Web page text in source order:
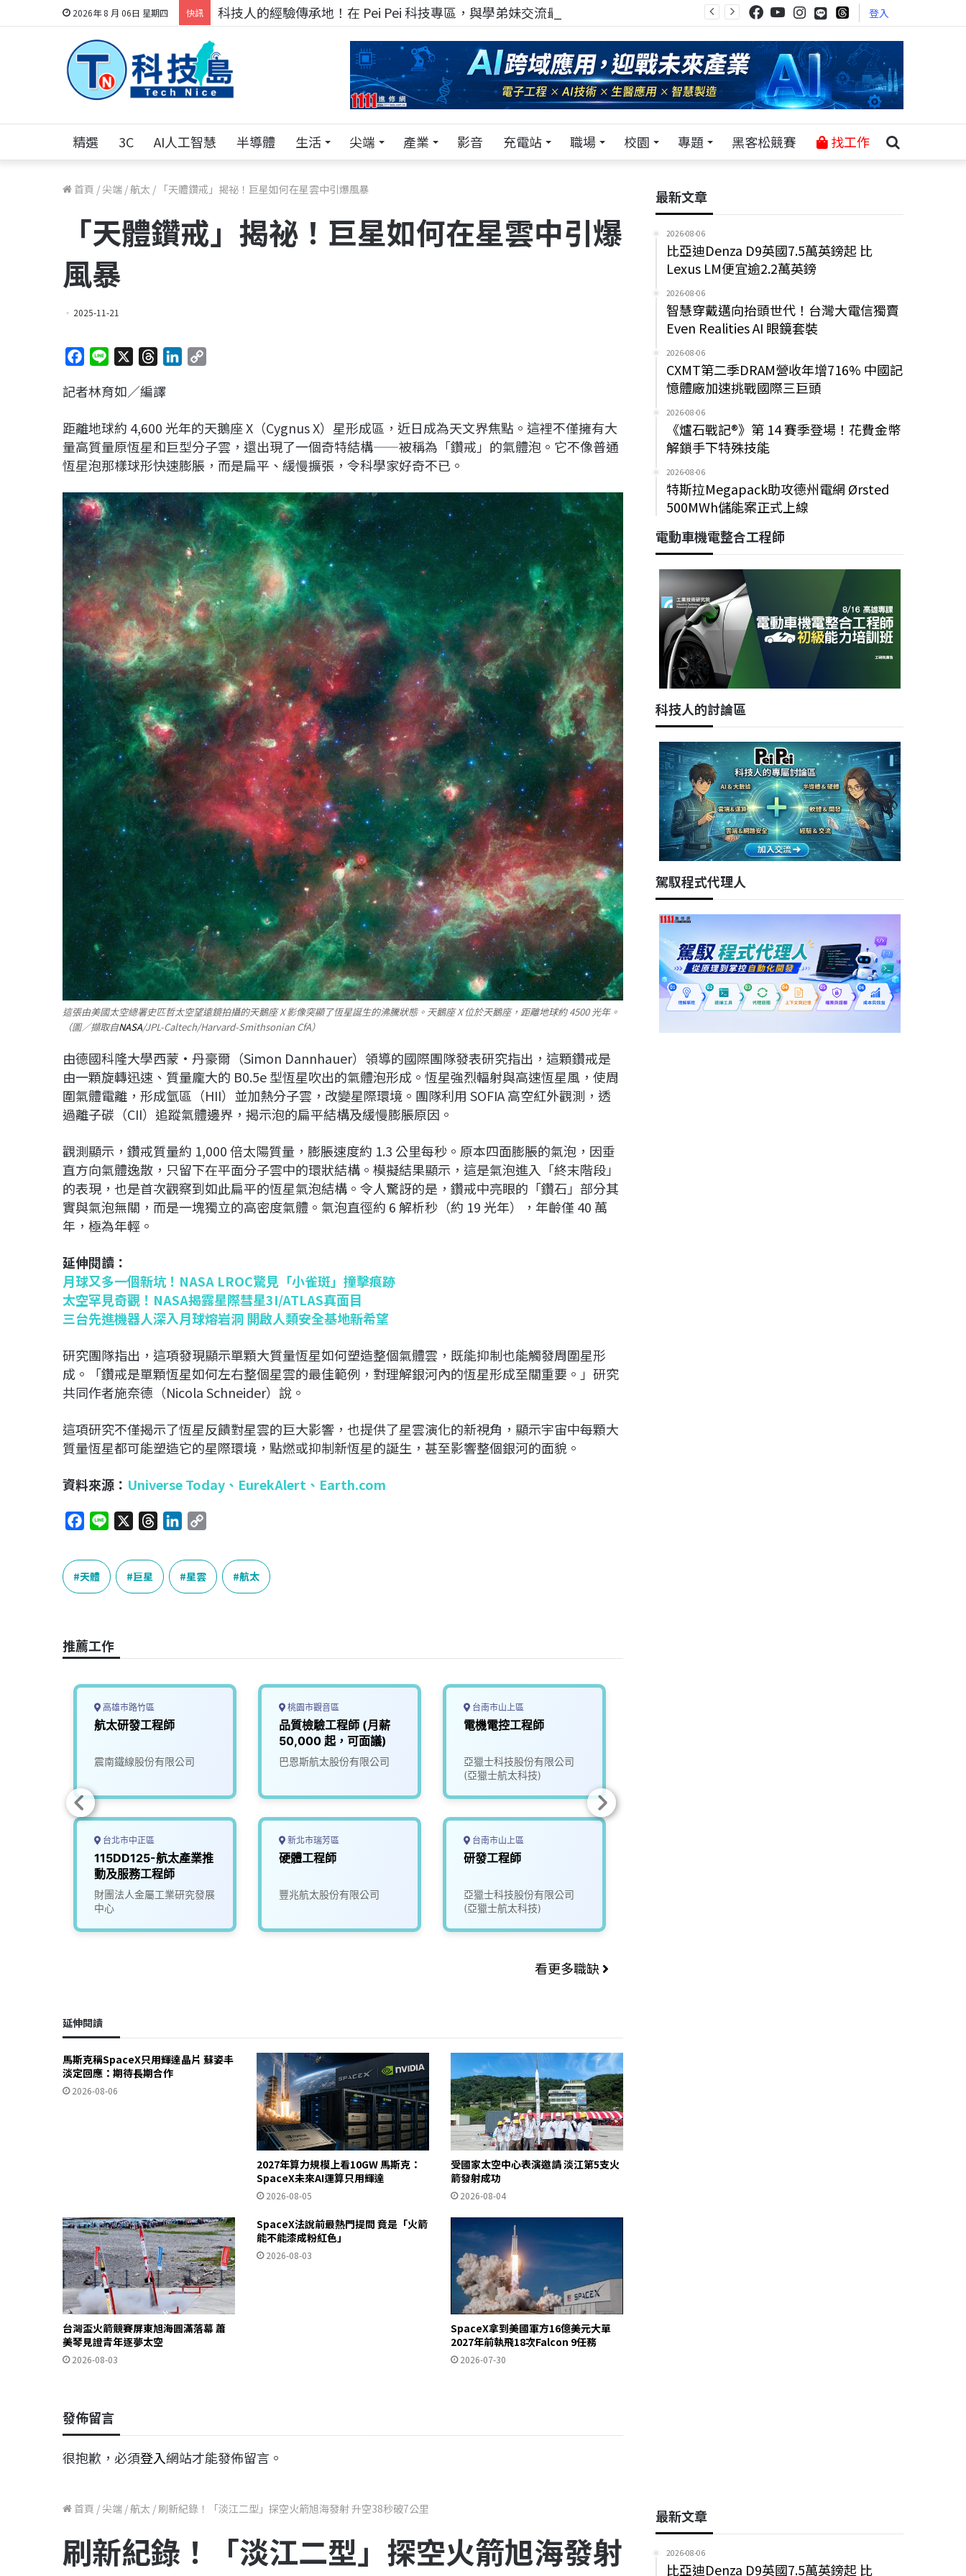
2026年 8 月 06日 星期四 快訊 科技人的經驗傳承地！在 Pei Pei 科技專區，與學弟妹交流最硬核的技術 登入
精選 3C AI人工智慧 半導體 生活 尖端 產業 影音 充電站 職場 校園 專題 黑客松競賽 找工作
首頁 /尖端 /航太 / 「天體鑽戒」揭祕！巨星如何在星雲中引爆風暴
「天體鑽戒」揭祕！巨星如何在星雲中引爆
風暴
2025-11-21
c
b
o
o
n
r
a
d
s
e
d
I
L
i
n
記者林育如／編譯
距離地球約 4,600 光年的天鵝座 X（Cygnus X）星形成區，近日成為天文界焦點。這裡不僅擁有大
量高質量原恆星和巨型分子雲，還出現了一個奇特結構——被稱為「鑽戒」的氣體泡。它不像普通
恆星泡那樣球形快速膨脹，而是扁平、緩慢擴張，令科學家好奇不已。
這張由美國太空總署史匹哲太空望遠鏡拍攝的天鵝座 X 影像突顯了恆星誕生的沸騰狀態。天鵝座 X 位於天鵝座，距離地球約 4500 光年。
（圖／擷取自NASA/JPL-Caltech/Harvard-Smithsonian CfA）
由德國科隆大學西蒙·丹豪爾（Simon Dannhauer）領導的國際團隊發表研究指出，這顆鑽戒是
由一顆旋轉迅速、質量龐大的 B0.5e 型恆星吹出的氣體泡形成。恆星強烈輻射與高速恆星風，使周
圍氣體電離，形成氫區（HII）並加熱分子雲，改變星際環境。團隊利用 SOFIA 高空紅外觀測，透
過離子碳（CII）追蹤氣體邊界，揭示泡的扁平結構及緩慢膨脹原因。
觀測顯示，鑽戒質量約 1,000 倍太陽質量，膨脹速度約 1.3 公里每秒。原本四面膨脹的氣泡，因垂
直方向氣體逸散，只留下在平面分子雲中的環狀結構。模擬結果顯示，這是氣泡進入「終末階段」
的表現，也是首次觀察到如此扁平的恆星氣泡結構。令人驚訝的是，鑽戒中亮眼的「鑽石」部分其
實與氣泡無關，而是一塊獨立的高密度氣體。氣泡直徑約 6 解析秒（約 19 光年），年齡僅 40 萬
年，極為年輕。
延伸閱讀：
月球又多一個新坑！NASA LROC驚見「小雀斑」撞擊痕跡
太空罕見奇觀！NASA揭露星際彗星3I/ATLAS真面目
三台先進機器人深入月球熔岩洞 開啟人類安全基地新希望
研究團隊指出，這項發現顯示單顆大質量恆星如何塑造整個氣體雲，既能抑制也能觸發周圍星形
成。「鑽戒是單顆恆星如何左右整個星雲的最佳範例，對理解銀河內的恆星形成至關重要。」研究
共同作者施奈德（Nicola Schneider）說。
這項研究不僅揭示了恆星反饋對星雲的巨大影響，也提供了星雲演化的新視角，顯示宇宙中每顆大
質量恆星都可能塑造它的星際環境，點燃或抑制新恆星的誕生，甚至影響整個銀河的面貌。
資料來源： Universe Today 、 EurekAlert、 Earth.com
c
e
b
k
e
e
a
n
k
e
p
L
天體 巨星 星雲 航太
推薦工作
高雄市路竹區
航太研發工程師
震南鐵線股份有限公司
台北市中正區
115DD125-航太產業推
動及服務工程師
財團法人金屬工業研究發展
中心
桃園市觀音區
品質檢驗工程師 (月薪
50,000 起，可面議)
巴恩斯航太股份有限公司
新北市瑞芳區
硬體工程師
豐兆航太股份有限公司
台南市山上區
電機電控工程師
亞獵士科技股份有限公司
(亞獵士航太科技)
台南市山上區
研發工程師
亞獵士科技股份有限公司
(亞獵士航太科技)
看更多職缺
延伸閱讀
馬斯克稱SpaceX只用輝達晶片 蘇姿丰
淡定回應：期待長期合作
2026-08-06
2027年算力規模上看10GW 馬斯克：
SpaceX未來AI運算只用輝達
2026-08-05
受國家太空中心表演邀請 淡江第5支火
箭發射成功
2026-08-04
台灣盃火箭競賽屏東旭海圓滿落幕 蕭
美琴見證青年逐夢太空
2026-08-03
SpaceX法說前最熱門提問 竟是「火箭
能不能漆成粉紅色」
2026-08-03
SpaceX拿到美國軍方16億美元大單
2027年前執飛18次Falcon 9任務
2026-07-30
發佈留言
很抱歉，必須登入網站才能發佈留言。
最新文章
2026-08-06
比亞迪Denza D9英國7.5萬英鎊起 比
Lexus LM便宜逾2.2萬英鎊
2026-08-06
智慧穿戴邁向抬頭世代！台灣大電信獨賣
Even Realities AI 眼鏡套裝
2026-08-06
CXMT第二季DRAM營收年增716% 中國記
憶體廠加速挑戰國際三巨頭
2026-08-06
《爐石戰記®》第 14 賽季登場！花費金幣
解鎖手下特殊技能
2026-08-06
特斯拉Megapack助攻德州電網 Ørsted
500MWh儲能案正式上線
電動車機電整合工程師
科技人的討論區
駕馭程式代理人